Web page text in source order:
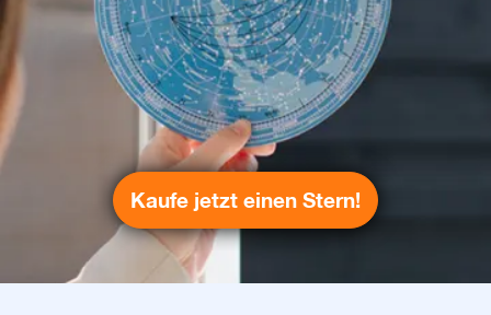
Kaufe jetzt einen Stern!